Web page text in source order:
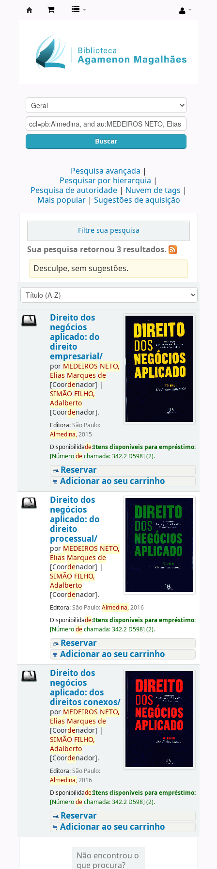
Agamenon
Magalhães
Buscar
Pesquisa avançada
Pesquisar por hierarquia
Pesquisa de autoridade
Nuvem de tags
Mais popular
Sugestões de aquisição
Filtre sua pesquisa
Sua pesquisa retornou 3 resultados.
Desculpe, sem sugestões.
Direito dos
negócios
aplicado: do
direito
empresarial/
por MEDEIROS NETO,
Elias Marques de
[Coordenador] |
SIMÃO FILHO,
Adalberto
[Coordenador].
Editora:São Paulo:
Almedina,2015
Disponibilidade:Itens disponíveis para empréstimo:
[Númerodechamada:342.2 D598] (2).
Reservar
Adicionar ao seu carrinho
Direito dos
negócios
aplicado: do
direito
processual/
por MEDEIROS NETO,
Elias Marques de
[Coordenador] |
SIMÃO FILHO,
Adalberto
[Coordenador].
Editora:São Paulo:Almedina,2016
Disponibilidade:Itens disponíveis para empréstimo:
[Númerodechamada:342.2 D598] (2).
Reservar
Adicionar ao seu carrinho
Direito dos
negócios
aplicado: dos
direitos conexos/
por MEDEIROS NETO,
Elias Marques de
[Coordenador] |
SIMÃO FILHO,
Adalberto
[Coordenador].
Editora:São Paulo:
Almedina,2016
Disponibilidade:Itens disponíveis para empréstimo:
[Númerodechamada:342.2 D598] (2).
Reservar
Adicionar ao seu carrinho
Não encontrou o
que procura?